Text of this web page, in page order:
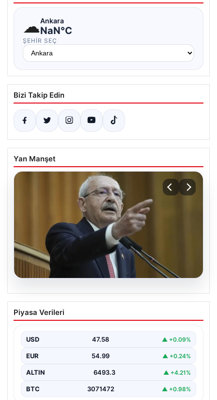
☁Ankara
NaN°C
ŞEHIR SEÇ
Bizi Takip Edin
Yan Manşet
05.08.2026
Kılıçdaroğlu: Hesap sormaktan da
vermekten de çekinmeyiz
Piyasa Verileri
USD 47.58 ▲ +0.09%
EUR 54.99 ▲ +0.24%
ALTIN 6493.3 ▲ +4.21%
BTC 3071472 ▲ +0.98%